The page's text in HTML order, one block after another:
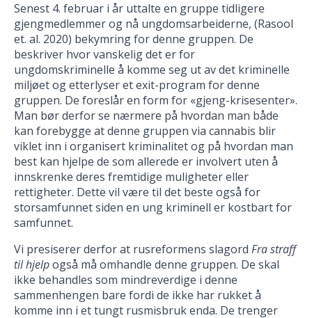
Senest 4. februar i år uttalte en gruppe tidligere
gjengmedlemmer og nå ungdomsarbeiderne, (Rasool
et. al. 2020) bekymring for denne gruppen. De
beskriver hvor vanskelig det er for
ungdomskriminelle å komme seg ut av det kriminelle
miljøet og etterlyser et exit-program for denne
gruppen. De foreslår en form for «gjeng-krisesenter».
Man bør derfor se nærmere på hvordan man både
kan forebygge at denne gruppen via cannabis blir
viklet inn i organisert kriminalitet og på hvordan man
best kan hjelpe de som allerede er involvert uten å
innskrenke deres fremtidige muligheter eller
rettigheter. Dette vil være til det beste også for
storsamfunnet siden en ung kriminell er kostbart for
samfunnet.
Vi presiserer derfor at rusreformens slagord Fra straff
til hjelpogså må omhandle denne gruppen. De skal
ikke behandles som mindreverdige i denne
sammenhengen bare fordi de ikke har rukket å
komme inn i et tungt rusmisbruk enda. De trenger